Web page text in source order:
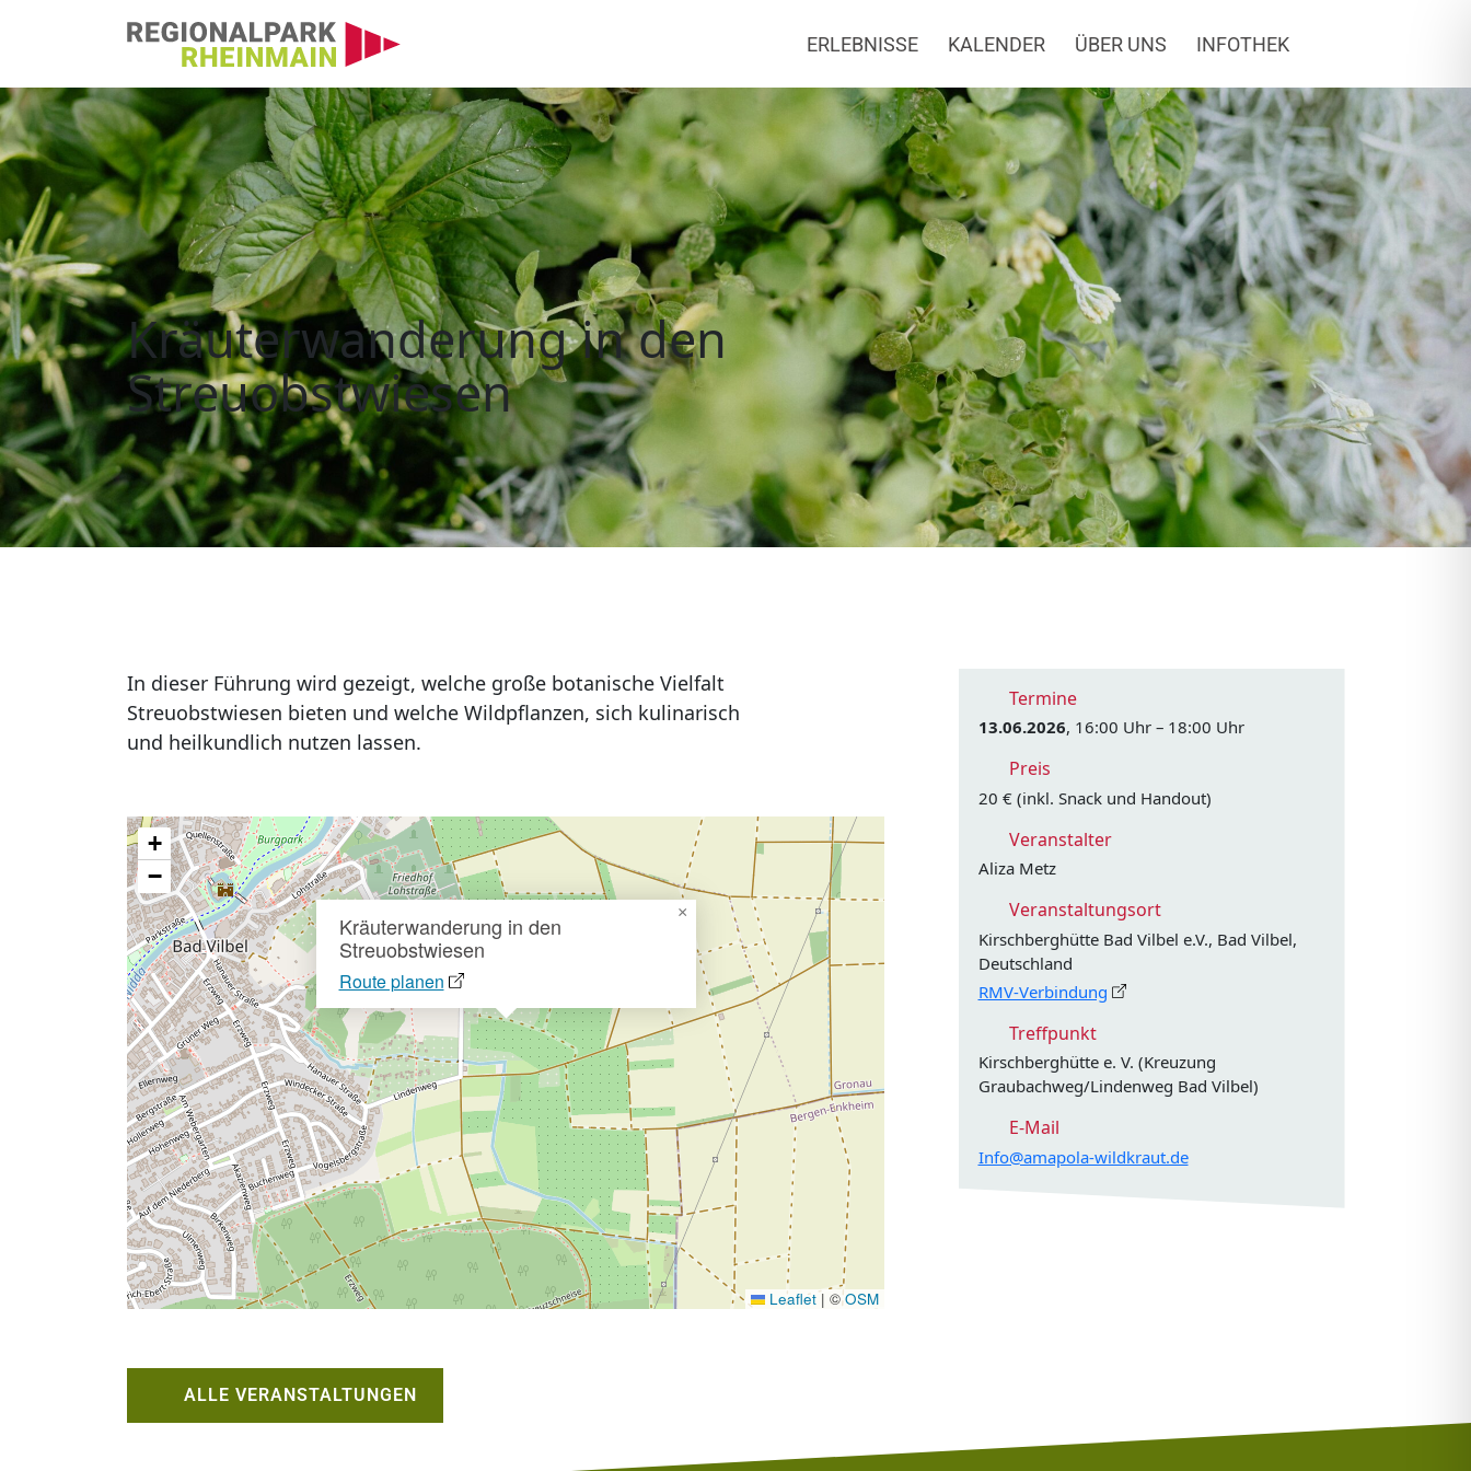
Kräuterwanderung in den Streuobstwiesen
Hauptnavigation ERLEBNISSE KALENDER ÜBER UNS INFOTHEK
Kräuterwanderung in den
Streuobstwiesen
In dieser Führung wird gezeigt, welche große botanische Vielfalt
Streuobstwiesen bieten und welche Wildpflanzen, sich kulinarisch
und heilkundlich nutzen lassen.
Kräuterwanderung in den
Streuobstwiesen
Route planen
×
+
−
Leaflet | ©OSM
Termine
13.06.2026, 16:00 Uhr – 18:00 Uhr
Preis
20 € (inkl. Snack und Handout)
Veranstalter
Aliza Metz
Veranstaltungsort
Kirschberghütte Bad Vilbel e.V., Bad Vilbel,
Deutschland
RMV-Verbindung
Treffpunkt
Kirschberghütte e. V. (Kreuzung
Graubachweg/Lindenweg Bad Vilbel)
E-Mail
Info@amapola-wildkraut.de
ALLE VERANSTALTUNGEN